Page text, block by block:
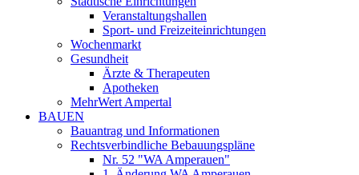
Veranstaltungshallen
Sport- und Freizeiteinrichtungen
Wochenmarkt
Gesundheit
Ärzte & Therapeuten
Apotheken
MehrWert Ampertal
BAUEN
Bauantrag und Informationen
Rechtsverbindliche Bebauungspläne
Nr. 52 "WA Amperauen"